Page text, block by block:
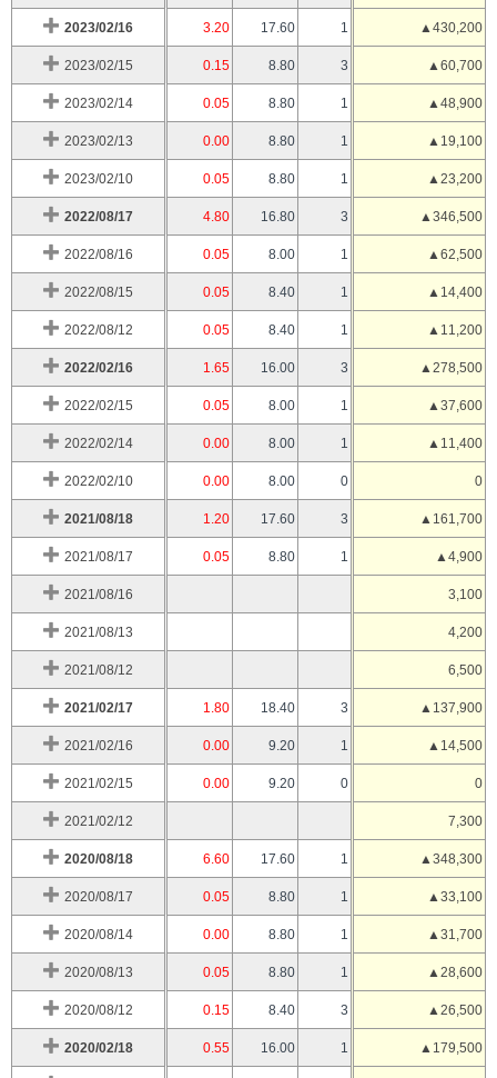
2023/02/16 3.20 17.60 1 ▲430,200
2023/02/15 0.15 8.80 3 ▲60,700
2023/02/14 0.05 8.80 1 ▲48,900
2023/02/13 0.00 8.80 1 ▲19,100
2023/02/10 0.05 8.80 1 ▲23,200
2022/08/17 4.80 16.80 3 ▲346,500
2022/08/16 0.05 8.00 1 ▲62,500
2022/08/15 0.05 8.40 1 ▲14,400
2022/08/12 0.05 8.40 1 ▲11,200
2022/02/16 1.65 16.00 3 ▲278,500
2022/02/15 0.05 8.00 1 ▲37,600
2022/02/14 0.00 8.00 1 ▲11,400
2022/02/10 0.00 8.00 0 0
2021/08/18 1.20 17.60 3 ▲161,700
2021/08/17 0.05 8.80 1 ▲4,900
2021/08/16 3,100
2021/08/13 4,200
2021/08/12 6,500
2021/02/17 1.80 18.40 3 ▲137,900
2021/02/16 0.00 9.20 1 ▲14,500
2021/02/15 0.00 9.20 0 0
2021/02/12 7,300
2020/08/18 6.60 17.60 1 ▲348,300
2020/08/17 0.05 8.80 1 ▲33,100
2020/08/14 0.00 8.80 1 ▲31,700
2020/08/13 0.05 8.80 1 ▲28,600
2020/08/12 0.15 8.40 3 ▲26,500
2020/02/18 0.55 16.00 1 ▲179,500